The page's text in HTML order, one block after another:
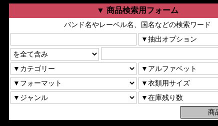
▼ 商品検索用フォーム
バンド名やレーベル名、国名などの検索ワード